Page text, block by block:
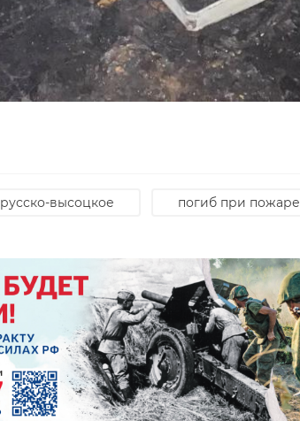
русско-высоцкое погиб при пожаре